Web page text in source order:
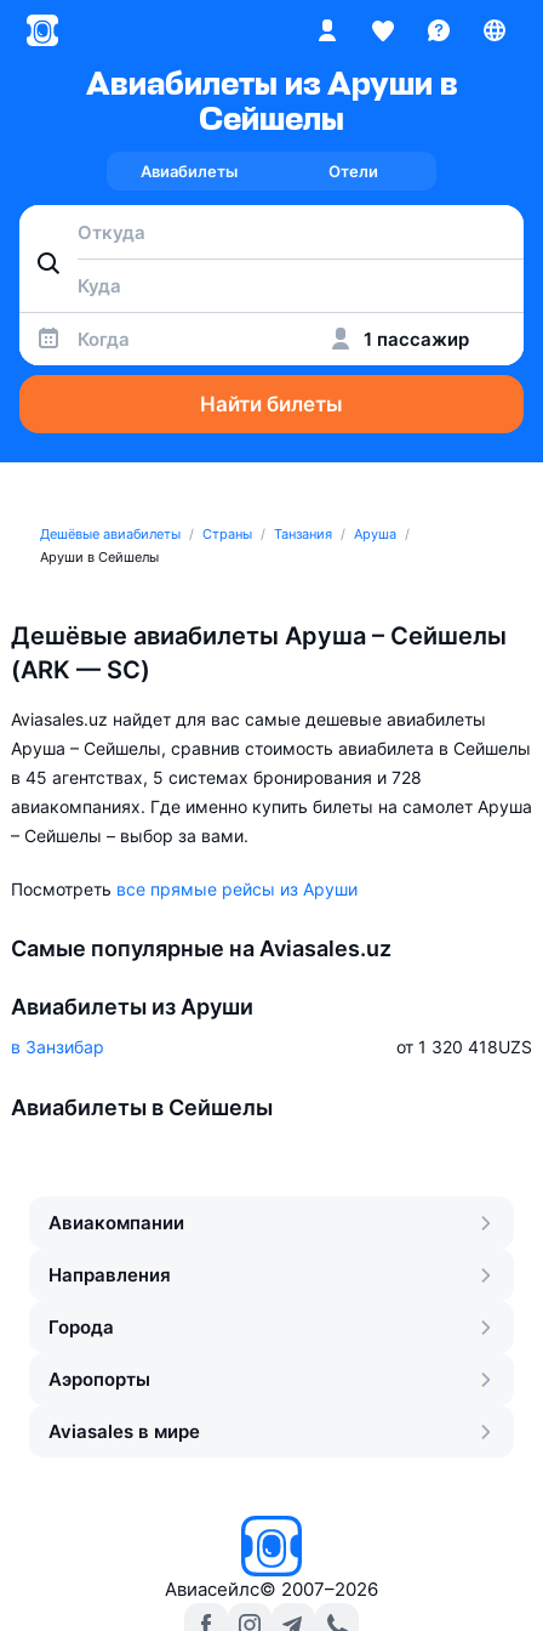
Авиабилеты из Аруши в
Сейшелы
Авиабилеты Отели
Когда 1 пассажир
Найти билеты
Дешёвые авиабилеты Страны Танзания
Аруша
Аруши в Сейшелы
Дешёвые авиабилеты Аруша – Сейшелы
(ARK — SC)
Aviasales.uz найдет для вас самые дешевые авиабилеты
Аруша – Сейшелы, сравнив стоимость авиабилета в Сейшелы
в 45 агентствах, 5 системах бронирования и 728
авиакомпаниях. Где именно купить билеты на самолет Аруша
– Сейшелы – выбор за вами.
Посмотреть все прямые рейсы из Аруши
Самые популярные на Aviasales.uz
Авиабилеты из Аруши
в Занзибар от 1 320 418UZS
Авиабилеты в Сейшелы
Авиакомпании
Направления
Города
Аэропорты
Aviasales в мире
Авиасейлс© 2007–2026